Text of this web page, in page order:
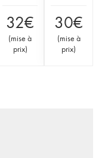
32€
(mise à
prix)
30€
(mise à
prix)